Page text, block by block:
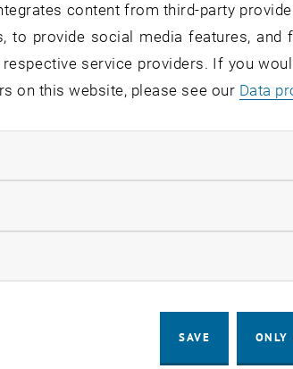
von morgen
sind bereits dort und da in
sie demnächst noch viel effektiver. Die
zusätzliche Services, um hier eine
von Führung ist aber
und Coach Change,
content from third-party
to provide social media features,
service providers. If you
on this website, please see our Data
marketing cookies
SAVE ONLY